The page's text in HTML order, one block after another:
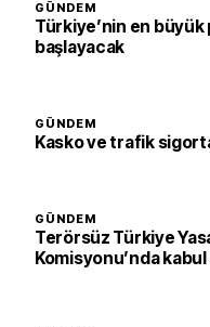
GÜNDEM
Türkiye’nin en büyük
başlayacak
GÜNDEM
Kasko ve trafik
GÜNDEM
Terörsüz Türkiye
Komisyonu’nda